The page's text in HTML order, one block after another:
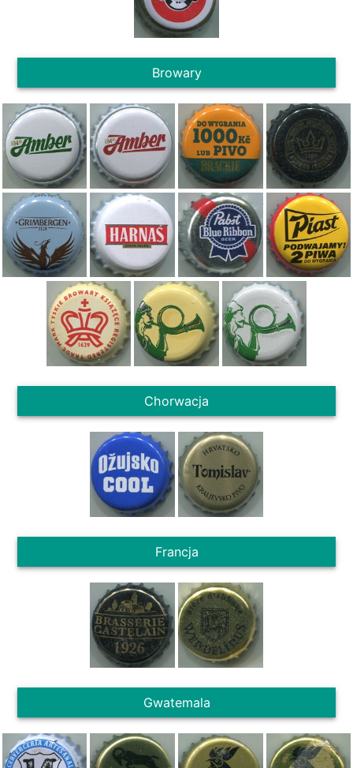
Browary
Chorwacja
Francja
Gwatemala